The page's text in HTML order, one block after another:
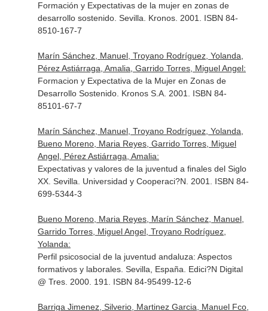
Formación y Expectativas de la mujer en zonas de
desarrollo sostenido. Sevilla. Kronos. 2001. ISBN 84-
8510-167-7
Marín Sánchez, Manuel, Troyano Rodríguez, Yolanda,
Pérez Astiárraga, Amalia, Garrido Torres, Miguel Angel:
Formacion y Expectativa de la Mujer en Zonas de
Desarrollo Sostenido. Kronos S.A. 2001. ISBN 84-
85101-67-7
Marín Sánchez, Manuel, Troyano Rodríguez, Yolanda,
Bueno Moreno, Maria Reyes, Garrido Torres, Miguel
Angel, Pérez Astiárraga, Amalia:
Expectativas y valores de la juventud a finales del Siglo
XX. Sevilla. Universidad y Cooperaci?N. 2001. ISBN 84-
699-5344-3
Bueno Moreno, Maria Reyes, Marín Sánchez, Manuel,
Garrido Torres, Miguel Angel, Troyano Rodríguez,
Yolanda:
Perfil psicosocial de la juventud andaluza: Aspectos
formativos y laborales. Sevilla, España. Edici?N Digital
@ Tres. 2000. 191. ISBN 84-95499-12-6
Barriga Jimenez, Silverio, Martinez Garcia, Manuel Fco,